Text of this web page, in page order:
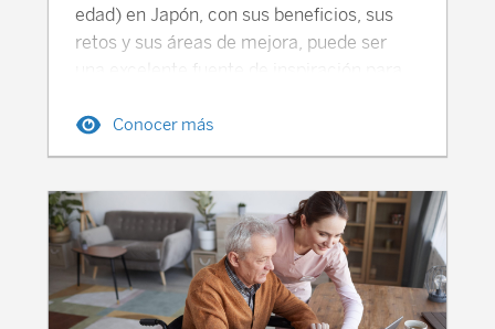
edad) en Japón, con sus beneficios, sus
retos y sus áreas de mejora, puede ser
una excelente fuente de inspiración para
de dependencia en España, basado en la
colaboración pública-privada. Japón
plazo (Kaigo Hoken) en el año 2000 para
abordar la creciente necesidad de cuidado
de personas mayores debido al rápido
envejecimiento de la población, a la
reducción de los sistemas de apoyo
Conocer más